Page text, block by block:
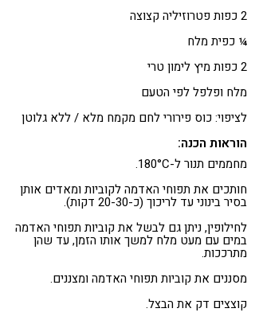
2 כפות פטרוזיליה קצוצה
¼ כפית מלח
2 כפות מיץ לימון טרי
מלח ופלפל לפי הטעם
לציפוי: כוס פירורי לחם מקמח מלא / ללא גלוטן
הוראות הכנה:
מחממים תנור ל-180°C.
חותכים את תפוחי האדמה לקוביות ומאדים אותן
בסיר בינוני עד לריכוך (כ-20-30 דקות).
לחילופין, ניתן גם לבשל את קוביות תפוחי האדמה
במים עם מעט מלח למשך אותו הזמן, עד שהן
מתרככות.
מסננים את קוביות תפוחי האדמה ומצננים.
קוצצים דק את הבצל.